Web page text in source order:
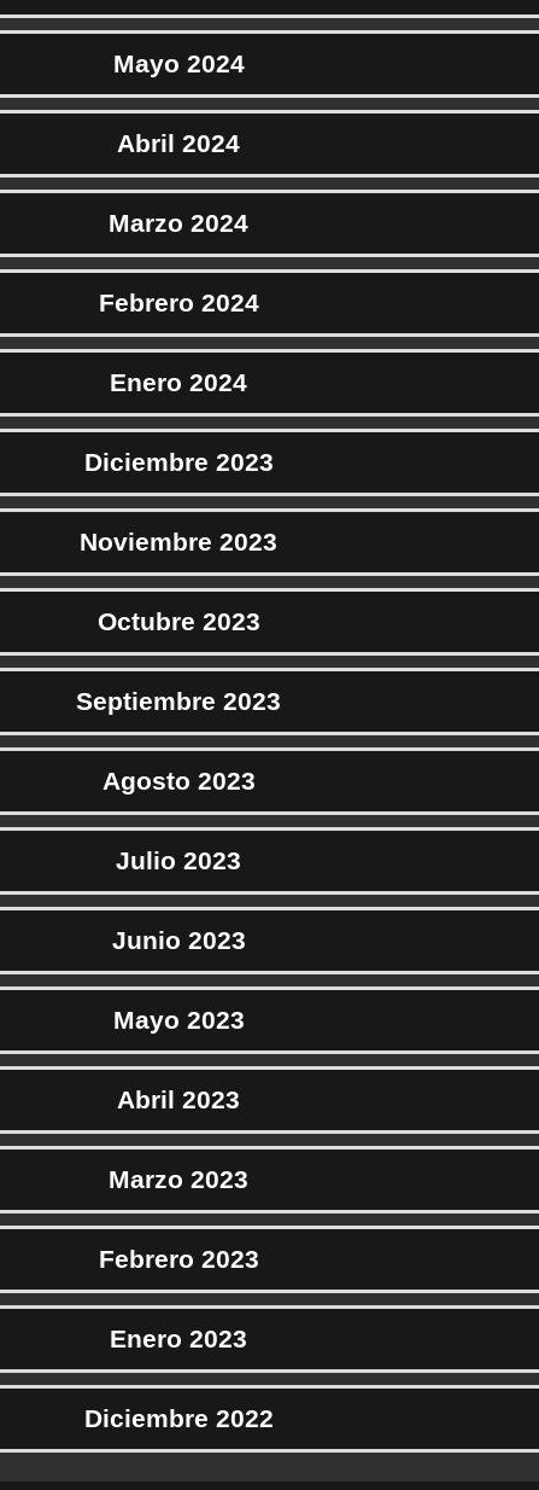
Mayo 2024
Abril 2024
Marzo 2024
Febrero 2024
Enero 2024
Diciembre 2023
Noviembre 2023
Octubre 2023
Septiembre 2023
Agosto 2023
Julio 2023
Junio 2023
Mayo 2023
Abril 2023
Marzo 2023
Febrero 2023
Enero 2023
Diciembre 2022